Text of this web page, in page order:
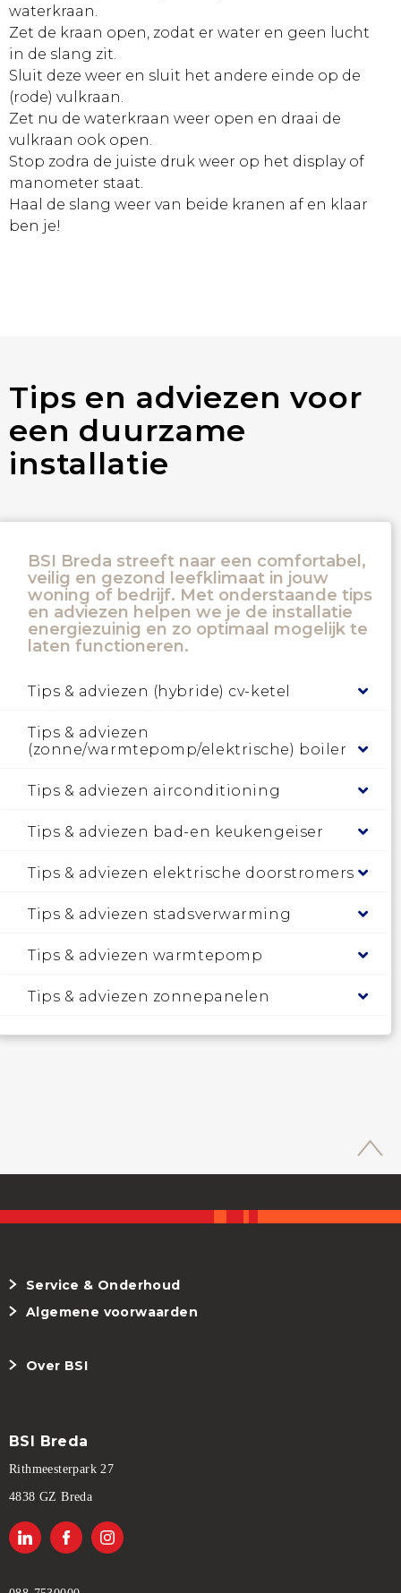
waterkraan.
Zet de kraan open, zodat er water en geen lucht
in de slang zit.
Sluit deze weer en sluit het andere einde op de
(rode) vulkraan.
Zet nu de waterkraan weer open en draai de
vulkraan ook open.
Stop zodra de juiste druk weer op het display of
manometer staat.
Haal de slang weer van beide kranen af en klaar
ben je!
Tips en adviezen voor
een duurzame
installatie
BSI Breda streeft naar een comfortabel,
veilig en gezond leefklimaat in jouw
woning of bedrijf. Met onderstaande tips
en adviezen helpen we je de installatie
energiezuinig en zo optimaal mogelijk te
laten functioneren.
Tips & adviezen (hybride) cv-ketel
Tips & adviezen
(zonne/warmtepomp/elektrische) boiler
Tips & adviezen airconditioning
Tips & adviezen bad-en keukengeiser
Tips & adviezen elektrische doorstromers
Tips & adviezen stadsverwarming
Tips & adviezen warmtepomp
Tips & adviezen zonnepanelen
Service & Onderhoud
Algemene voorwaarden
Over BSI
BSI Breda
Rithmeesterpark 27
4838 GZ Breda